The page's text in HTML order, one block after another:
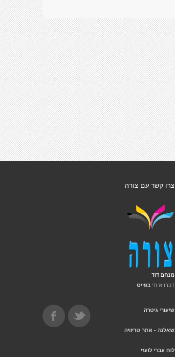
צרו קשר עם צורה
מנחם דוד
דברו איתי בפייס
שיעורי גיטרה
שאלנה - אתר טריוויה
לוח עברי לועזי